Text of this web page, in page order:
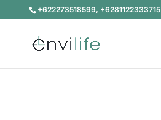
+622273518599, +6281122333715